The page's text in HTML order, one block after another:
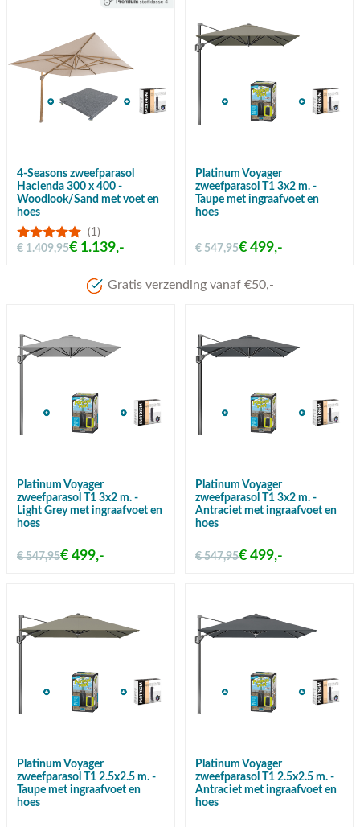
4-Seasons zweefparasol
Hacienda 300 x 400 -
Woodlook/Sand met voet en
hoes
(1)
€ 1.409,95€ 1.139,-
Platinum Voyager
zweefparasol T1 3x2 m. -
Taupe met ingraafvoet en
hoes
€ 547,95€ 499,-
Meer dan 80 jaar ervaring
Platinum Voyager
zweefparasol T1 3x2 m. -
Light Grey met ingraafvoet en
hoes
€ 547,95€ 499,-
Platinum Voyager
zweefparasol T1 3x2 m. -
Antraciet met ingraafvoet en
hoes
€ 547,95€ 499,-
Platinum Voyager
zweefparasol T1 2.5x2.5 m. -
Taupe met ingraafvoet en
hoes
Platinum Voyager
zweefparasol T1 2.5x2.5 m. -
Antraciet met ingraafvoet en
hoes